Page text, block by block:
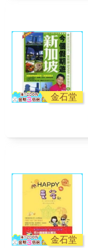
金石堂
金石堂